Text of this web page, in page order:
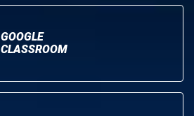
GOOGLE
CLASSROOM